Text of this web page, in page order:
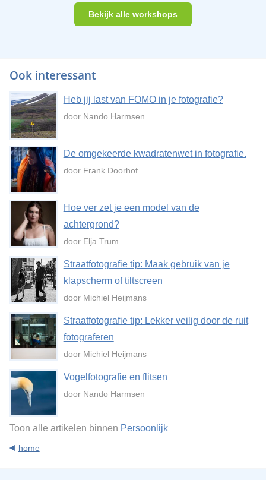
Bekijk alle workshops
Ook interessant
Heb jij last van FOMO in je fotografie?
door Nando Harmsen
De omgekeerde kwadratenwet in fotografie.
door Frank Doorhof
Hoe ver zet je een model van de
achtergrond?
door Elja Trum
Straatfotografie tip: Maak gebruik van je
klapscherm of tiltscreen
door Michiel Heijmans
Straatfotografie tip: Lekker veilig door de ruit
fotograferen
door Michiel Heijmans
Vogelfotografie en flitsen
door Nando Harmsen
Toon alle artikelen binnen Persoonlijk
home